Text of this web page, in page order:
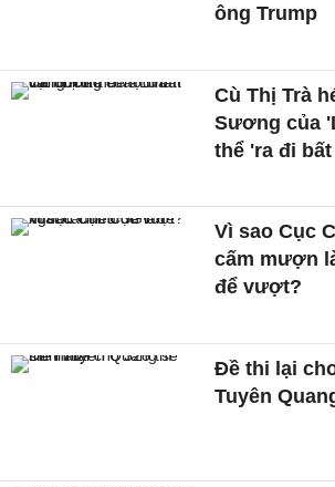
ông Trump
Cù Thị Trà
Sương của
thể 'ra đi
Vì sao Cục
cấm mượn
để vượt?
Đề thi lại
Tuyên